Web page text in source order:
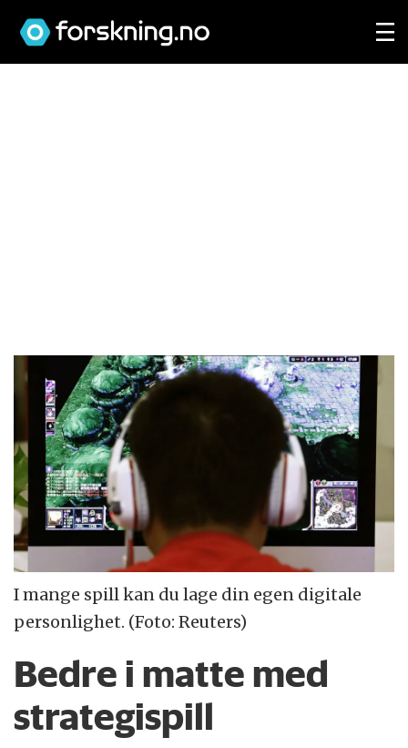
I mange spill kan du lage din egen digitale
personlighet. (Foto: Reuters)
Bedre i matte med
strategispill